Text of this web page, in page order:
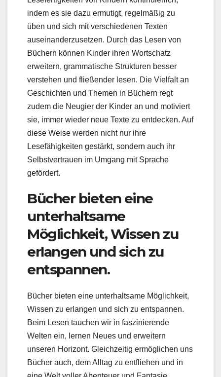
indem es sie dazu ermutigt, regelmäßig zu
üben und sich mit verschiedenen Texten
auseinanderzusetzen. Durch das Lesen von
Büchern können Kinder ihren Wortschatz
erweitern, grammatische Strukturen besser
verstehen und fließender lesen. Die Vielfalt an
Geschichten und Themen in Büchern regt
zudem die Neugier der Kinder an und motiviert
sie, immer wieder neue Texte zu entdecken. Auf
diese Weise werden nicht nur ihre
Lesefähigkeiten gestärkt, sondern auch ihr
Selbstvertrauen im Umgang mit Sprache
gefördert.
Bücher bieten eine
unterhaltsame
Möglichkeit, Wissen zu
erlangen und sich zu
entspannen.
Bücher bieten eine unterhaltsame Möglichkeit,
Wissen zu erlangen und sich zu entspannen.
Beim Lesen tauchen wir in faszinierende
Welten ein, lernen Neues und erweitern
unseren Horizont. Gleichzeitig ermöglichen uns
Bücher auch, dem Alltag zu entfliehen und in